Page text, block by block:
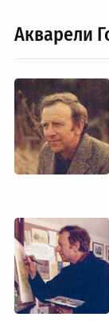
Акварели